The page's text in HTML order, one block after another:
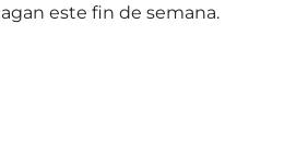
este fin de semana.